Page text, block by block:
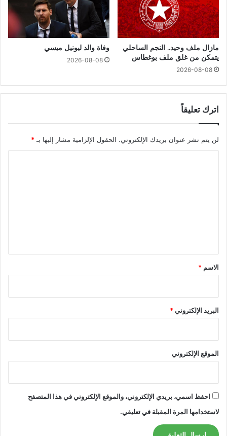
مازال ملف وحيد.. النجم الساحلي
يتمكن من غلق ملف بوغطاس
2026-08-08
وفاة والد ليونيل ميسي
2026-08-08
اترك تعليقاً
لن يتم نشر عنوان بريدك الإلكتروني. الحقول الإلزامية مشار إليها بـ *
*
الاسم *
البريد الإلكتروني*
الموقع الإلكتروني
احفظ اسمي، بريدي الإلكتروني، والموقع الإلكتروني في هذا المتصفح
لاستخدامها المرة المقبلة في تعليقي.